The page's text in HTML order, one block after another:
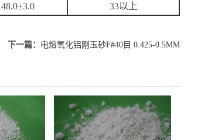
48.0±3.0 33以上
下一篇： 电熔氧化铝刚玉砂F#40目 0.425-0.5MM